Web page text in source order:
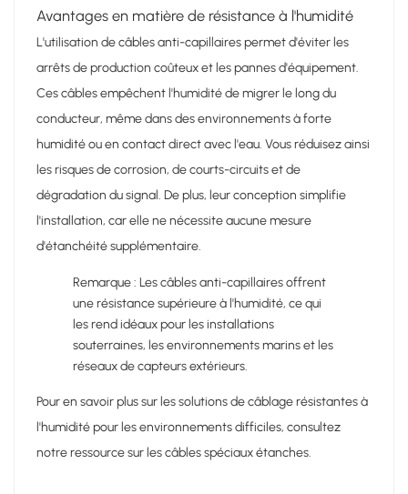
Avantages en matière de résistance à l'humidité
L'utilisation de câbles anti-capillaires permet d'éviter les
arrêts de production coûteux et les pannes d'équipement.
Ces câbles empêchent l'humidité de migrer le long du
conducteur, même dans des environnements à forte
humidité ou en contact direct avec l'eau. Vous réduisez ainsi
les risques de corrosion, de courts-circuits et de
dégradation du signal. De plus, leur conception simplifie
l'installation, car elle ne nécessite aucune mesure
d'étanchéité supplémentaire.
Remarque : Les câbles anti-capillaires offrent
une résistance supérieure à l'humidité, ce qui
les rend idéaux pour les installations
souterraines, les environnements marins et les
réseaux de capteurs extérieurs.
Pour en savoir plus sur les solutions de câblage résistantes à
l'humidité pour les environnements difficiles, consultez
notre ressource sur les câbles spéciaux étanches.